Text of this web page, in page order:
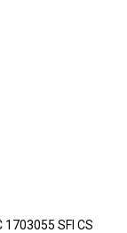
1703055 SFI CS